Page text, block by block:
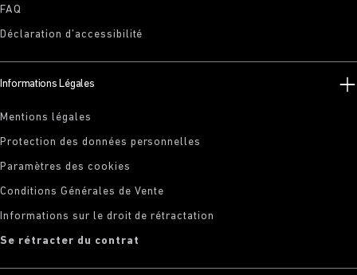
FAQ
Déclaration d’accessibilité
Informations Légales
Mentions légales
Protection des données personnelles
Paramètres des cookies
Conditions Générales de Vente
Informations sur le droit de rétractation
Se rétracter du contrat